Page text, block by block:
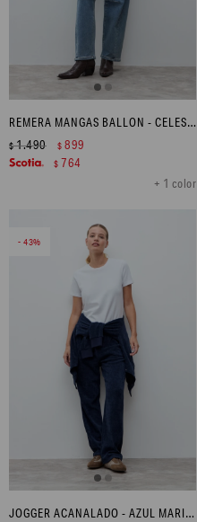
REMERA MANGAS BALLON - CELESTE MELANGE
+ 1 color
$1.490 $ 899
$ 764
43
JOGGER ACANALADO - AZUL MARINO